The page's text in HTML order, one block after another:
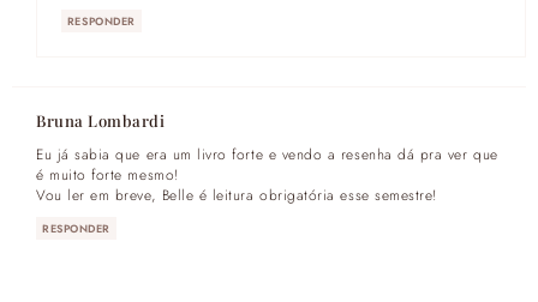
RESPONDER
Bruna Lombardi
Eu já sabia que era um livro forte e vendo a resenha dá pra ver que
é muito forte mesmo!
Vou ler em breve, Belle é leitura obrigatória esse semestre!
RESPONDER